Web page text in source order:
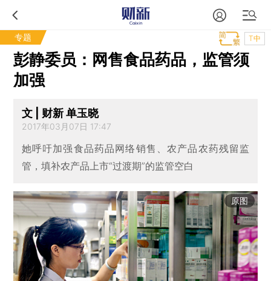
专题 T中
彭静委员：网售食品药品，监管须
加强
文 | 财新 单玉晓
2017年03月07日 17:47
她呼吁加强食品药品网络销售、农产品农药残留监
管，填补农产品上市“过渡期”的监管空白
原图